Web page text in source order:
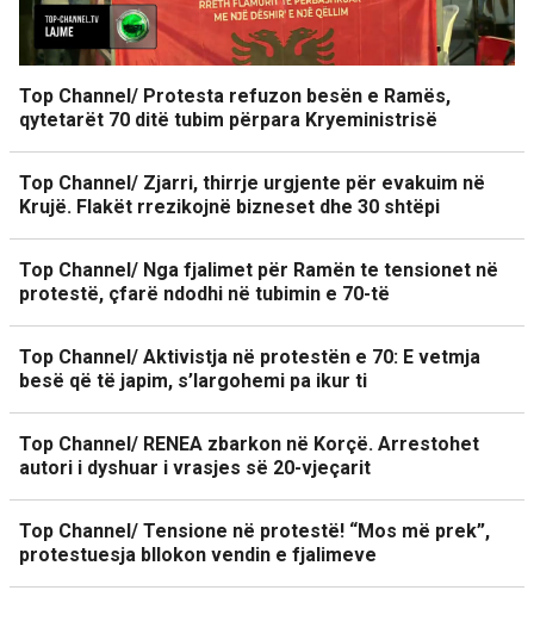
Top Channel/ Protesta refuzon besën e Ramës,
qytetarët 70 ditë tubim përpara Kryeministrisë
Top Channel/ Zjarri, thirrje urgjente për evakuim në
Krujë. Flakët rrezikojnë bizneset dhe 30 shtëpi
Top Channel/ Nga fjalimet për Ramën te tensionet në
protestë, çfarë ndodhi në tubimin e 70-të
Top Channel/ Aktivistja në protestën e 70: E vetmja
besë që të japim, s’largohemi pa ikur ti
Top Channel/ RENEA zbarkon në Korçë. Arrestohet
autori i dyshuar i vrasjes së 20-vjeçarit
Top Channel/ Tensione në protestë! “Mos më prek”,
protestuesja bllokon vendin e fjalimeve